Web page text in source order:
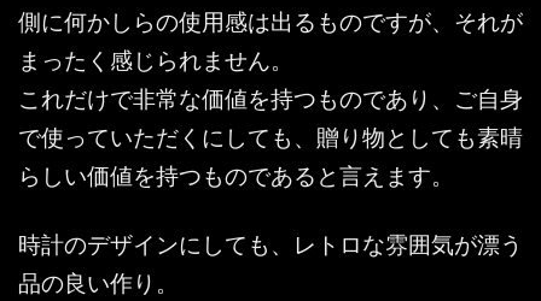
側に何かしらの使用感は出るものですが、それが
まったく感じられません。
これだけで非常な価値を持つものであり、ご自身
で使っていただくにしても、贈り物としても素晴
らしい価値を持つものであると言えます。
時計のデザインにしても、レトロな雰囲気が漂う
品の良い作り。